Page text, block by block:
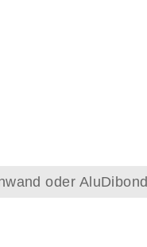
oder AluDibond